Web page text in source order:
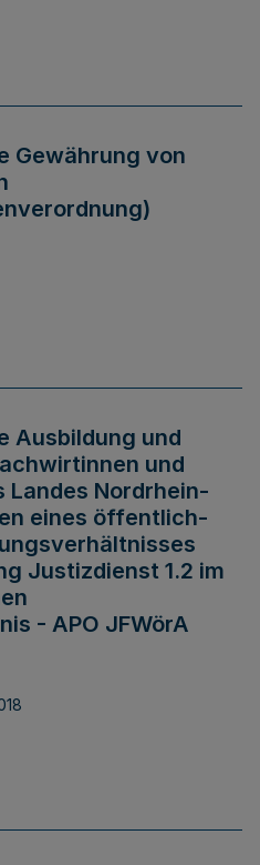
Gewährung von
Ausbildung und
und
Nordrhein-
eines öffentlich-
Justizdienst 1.2 im
- APO JFWörA